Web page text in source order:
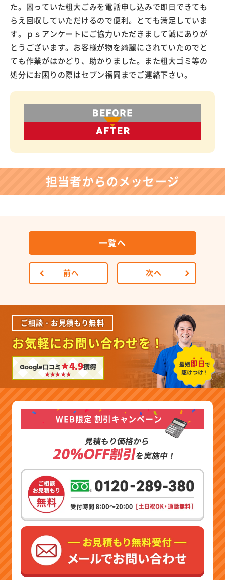
た。困っていた粗大ごみを電話申し込みで即日できても
らえ回収していただけるので便利。とても満足していま
す。ｐｓアンケートにご協力いただきまして誠にありが
とうございます。お客様が物を綺麗にされていたのでと
ても作業がはかどり、助かりました。また粗大ゴミ等の
処分にお困りの際はセブン福岡までご連絡下さい。
担当者からのメッセージ
前へ
一覧へ
次へ
ご相談・お見積もり無料
お気軽にお問い合わせを！
Google口コミ★4.9獲得
WEB限定 割引キャンペーン
見積もり価格から
20%OFF割引を実施中！